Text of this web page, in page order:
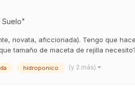
Suelo"
novata, aficcionada). Tengo que
tamaño de maceta de rejilla
hidroponico (y 2 más)